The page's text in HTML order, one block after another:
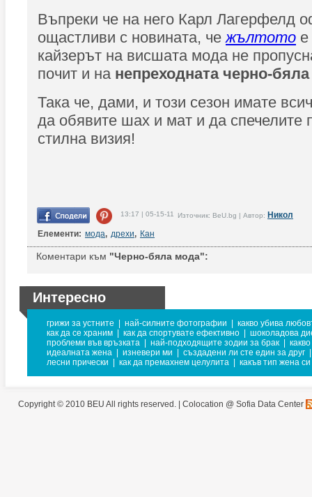
Въпреки че на него Карл Лагерфелд
ощастливи с новината, чежълтото е
кайзерът на висшата мода не
почит и на непреходната черно-
Така че, дами, и този сезон имате
да обявите шах и мат и да спечелите
стилна визия!
13:17 | 05-15-11 Източник: BeU.bg | Автор: Никол
Елементи: мода, дрехи, Кан
Коментари към "Черно-бяла мода":
Интересно
грижи за устните най-силните фотографии
какво убива
как да се храним
как да спортувате ефективно
шоколадова
проблеми във връзката
най-подходящите зодии за брак
идеалната жена
изневери ми създадени ли сте един за друг
лесни прически
как да премахнем целулита какъв тип жена си
Copyright © 2010 BEU All rights reserved. | Colocation @ Sofia Data Center